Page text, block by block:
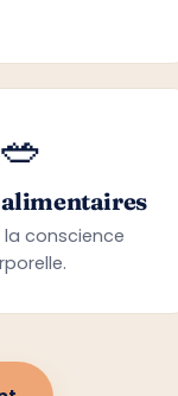
🥗
la conscience